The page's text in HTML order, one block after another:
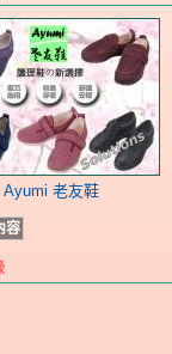
Ayumi 老友鞋
容